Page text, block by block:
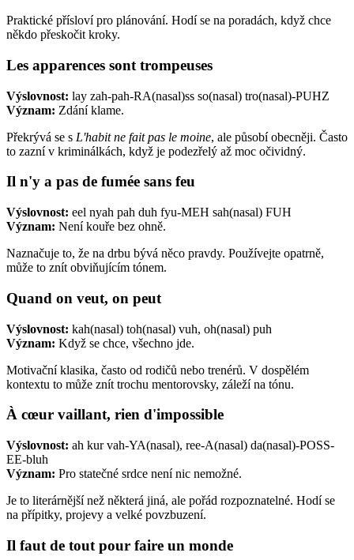
Praktické přísloví pro plánování. Hodí se na poradách, když chce
někdo přeskočit kroky.
Les apparences sont trompeuses
Výslovnost: lay zah-pah-RA(nasal)ss so(nasal) tro(nasal)-PUHZ
Význam: Zdání klame.
Překrývá se s L'habit ne fait pas le moine, ale působí obecněji. Často
to zazní v kriminálkách, když je podezřelý až moc očividný.
Il n'y a pas de fumée sans feu
Výslovnost: eel nyah pah duh fyu-MEH sah(nasal) FUH
Význam: Není kouře bez ohně.
Naznačuje to, že na drbu bývá něco pravdy. Používejte opatrně,
může to znít obviňujícím tónem.
Quand on veut, on peut
Výslovnost: kah(nasal) toh(nasal) vuh, oh(nasal) puh
Význam: Když se chce, všechno jde.
Motivační klasika, často od rodičů nebo trenérů. V dospělém
kontextu to může znít trochu mentorovsky, záleží na tónu.
À cœur vaillant, rien d'impossible
Výslovnost: ah kur vah-YA(nasal), ree-A(nasal) da(nasal)-POSS-
EE-bluh
Význam: Pro statečné srdce není nic nemožné.
Je to literárnější než některá jiná, ale pořád rozpoznatelné. Hodí se
na přípitky, projevy a velké povzbuzení.
Il faut de tout pour faire un monde